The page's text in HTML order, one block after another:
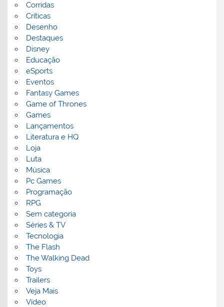
Corridas
Críticas
Desenho
Destaques
Disney
Educação
eSports
Eventos
Fantasy Games
Game of Thrones
Games
Lançamentos
Literatura e HQ
Loja
Luta
Música
Pc Games
Programação
RPG
Sem categoria
Séries & TV
Tecnologia
The Flash
The Walking Dead
Toys
Trailers
Veja Mais
Vídeo